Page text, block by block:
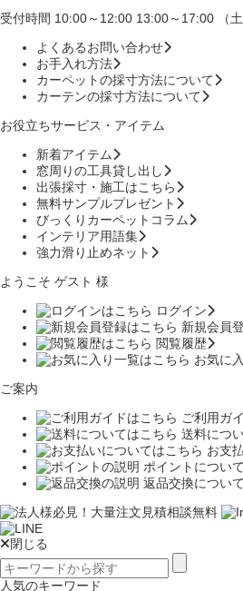
受付時間 10:00～12:00 13:00～17:00 （土
よくあるお問い合わせ
お手入れ方法
カーペットの採寸方法について
カーテンの採寸方法について
お役立ちサービス・アイテム
新着アイテム
窓周りの工具貸し出し
出張採寸・施工はこちら
無料サンプルプレゼント
びっくりカーペットコラム
インテリア用語集
強力滑り止めネット
ようこそ ゲスト 様
ログイン
新規会員
閲覧履歴
お気に
ご案内
ご利用ガ
送料につ
お支
ポイントについて
返品交換について
閉じる
人気のキーワード